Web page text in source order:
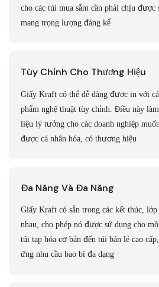
cho các túi mua sắm cần phải chịu
mang trọng lượng đáng kể
Tùy Chỉnh Cho Thương Hiệu
Giấy Kraft có thể dễ dàng được in với
phẩm nghệ thuật tùy chỉnh. Điều này
liệu lý tưởng cho các doanh nghiệp
được cá nhân hóa, có thương hiệu
Đa Năng Và Đa Năng
Giấy Kraft có sẵn trong các kết thúc,
nhau, cho phép nó được sử dụng cho
túi tạp hóa cơ bản đến túi bán lẻ cao
ứng nhu cầu bao bì đa dạng